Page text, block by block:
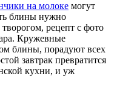
на молоке могут
блины нужно
рецепт с фото
Кружевные
блины, порадуют всех
завтрак превратится
кухни, и уж